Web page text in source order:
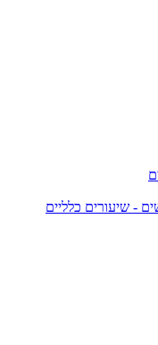
- שיעורים כלליים